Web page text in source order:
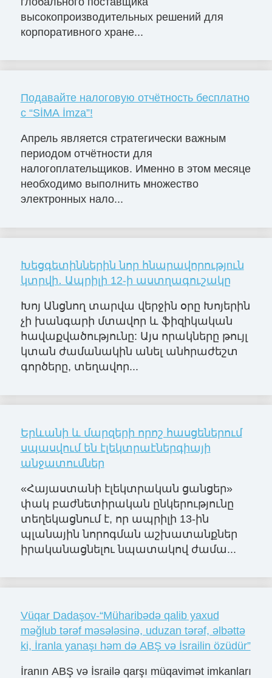
высокопроизводительных решений для
корпоративного хране...
Подавайте налоговую отчётность бесплатно
с “SİMA İmza”!
Апрель является стратегически важным
периодом отчётности для
налогоплательщиков. Именно в этом месяце
необходимо выполнить множество
электронных нало...
Խեցգետիններին նոր հնարավորությnւն
կտրվի․ Ապրիլի 12-ի աստղագուշակը
Խոյ Անցնող տարվա վերջին օրը Խոյերին
չի խանգարի մտավոր և ֆիզիկական
հավաքվածությունը: Այս որակները թույլ
կտան ժամանակին անել անհրաժեշտ
գործերը, տեղավոր...
Երևանի և մարզերի որոշ հասցեներում
սպասվում են էլեկտրաէներգիայի
անջատումներ
«Հայաստանի էլեկտրական ցանցեր»
փակ բաժնետիրական ընկերությունը
տեղեկացնում է, որ ապրիլի 13-ին
պլանային նորոգման աշխատանքներ
իրականացնելու նպատակով ժամա...
Vüqar Dadaşov-“Müharibədə qalib yaxud
məğlub tərəf məsələsinə, uduzan tərəf, əlbəttə
ki, İranla yanaşı həm də ABŞ və İsrailin özüdür”
İranın ABŞ və İsrailə qarşı müqavimət imkanları